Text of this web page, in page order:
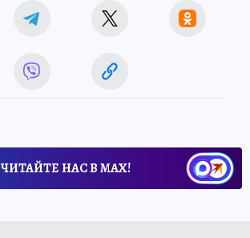
ЧИТАЙТЕ НАС В МАХ!